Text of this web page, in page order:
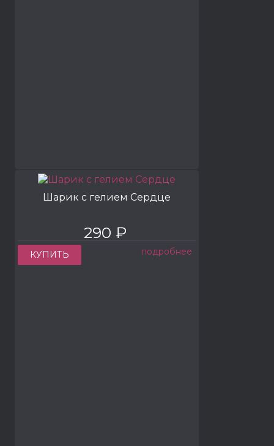
Шарик с гелием Сердце
290 ₽
КУПИТЬ подробнее